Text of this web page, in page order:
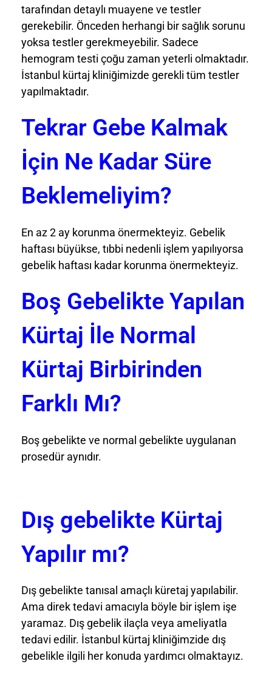
tarafından detaylı muayene ve testler
gerekebilir. Önceden herhangi bir sağlık sorunu
yoksa testler gerekmeyebilir. Sadece
hemogram testi çoğu zaman yeterli olmaktadır.
İstanbul kürtaj kliniğimizde gerekli tüm testler
yapılmaktadır.
Tekrar Gebe Kalmak
İçin Ne Kadar Süre
Beklemeliyim?
En az 2 ay korunma önermekteyiz. Gebelik
haftası büyükse, tıbbi nedenli işlem yapılıyorsa
gebelik haftası kadar korunma önermekteyiz.
Boş Gebelikte Yapılan
Kürtaj İle Normal
Kürtaj Birbirinden
Farklı Mı?
Boş gebelikte ve normal gebelikte uygulanan
prosedür aynıdır.
Dış gebelikte Kürtaj
Yapılır mı?
Dış gebelikte tanısal amaçlı küretaj yapılabilir.
Ama direk tedavi amacıyla böyle bir işlem işe
yaramaz. Dış gebelik ilaçla veya ameliyatla
tedavi edilir. İstanbul kürtaj kliniğimzide dış
gebelikle ilgili her konuda yardımcı olmaktayız.